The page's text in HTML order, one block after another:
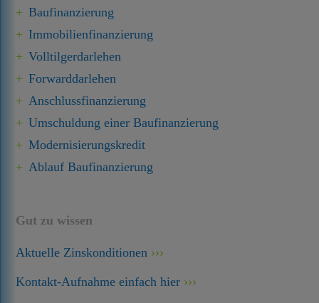
Baufinanzierung
Immobilien­finanzierung
Volltilgerdarlehen
Forward­darlehen
Anschluss­finanzierung
Umschuldung einer Baufinanzierung
Modernisierungskredit
Ablauf Baufinanzierung
Gut zu wissen
Aktuelle Zinskonditionen
Kontakt-Aufnahme einfach hier